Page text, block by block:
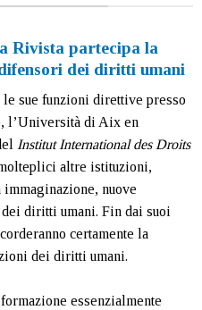
Rivista partecipa la
dei diritti umani
le sue funzioni direttive presso
l’Università di Aix en
Institut International des Droits
altre istituzioni,
nuove
diritti umani. Fin dai suoi
certamente la
dei diritti umani.
essenzialmente